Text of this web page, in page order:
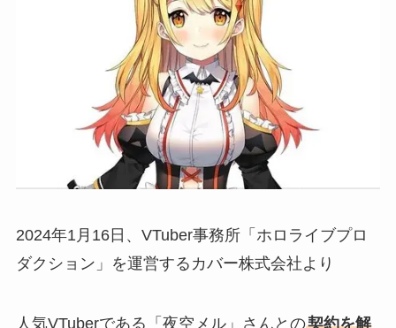
2024年1月16日、VTuber事務所「ホロライブプロ
ダクション」を運営するカバー株式会社より
人気VTuberである「夜空メル」さんとの契約を解